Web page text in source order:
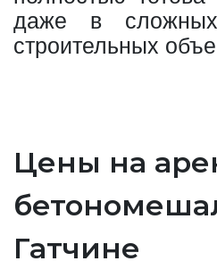
даже в
строительных
Цены на
Гатчине